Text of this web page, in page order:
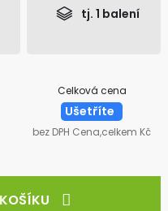
tj. 1 balení
Celková cena
Ušetříte
bez DPH Cena,celkem Kč